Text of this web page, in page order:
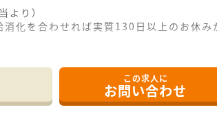
り）
化を合わせれば実質130日以上のお休み
近隣の内科クリニックから処方箋をメイ
で、一人ひとりの患者様とじっくり向
この求人に
お問い合わせ